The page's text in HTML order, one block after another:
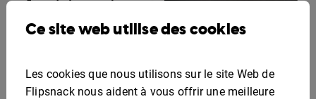
Exemple de rapport sur
Rapport de gestion
Ce site web utilise des cookies
Les cookies que nous utilisons sur le site Web de
Flipsnack nous aident à vous offrir une meilleure